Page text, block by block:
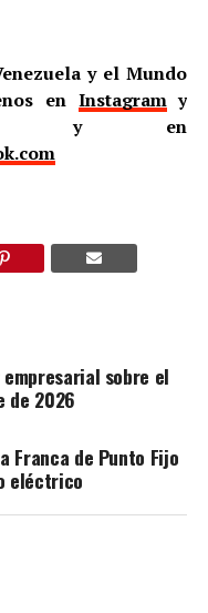
y el Mundo
en Instagramy
en
sobre el
de 2026
Franca de Punto Fijo
eléctrico